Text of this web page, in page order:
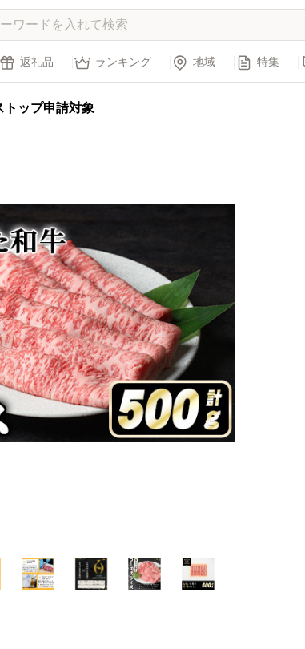
返礼品 ランキング 地域 特集
トップ申請対象